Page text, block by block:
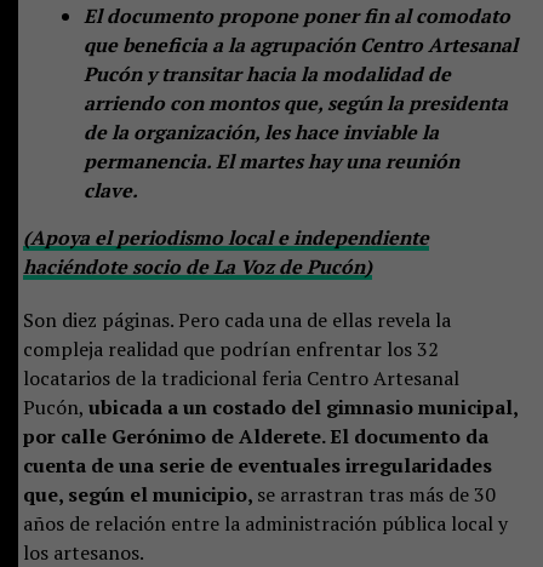
El documento propone poner fin al comodato
que beneficia a la agrupación Centro Artesanal
Pucón y transitar hacia la modalidad de
arriendo con montos que, según la presidenta
de la organización, les hace inviable la
permanencia. El martes hay una reunión
clave.
(Apoya el periodismo local e independiente
haciéndote socio de La Voz de Pucón)
Son diez páginas. Pero cada una de ellas revela la
compleja realidad que podrían enfrentar los 32
locatarios de la tradicional feria Centro Artesanal
Pucón, ubicada a un costado del gimnasio municipal,
por calle Gerónimo de Alderete. El documento da
cuenta de una serie de eventuales irregularidades
que, según el municipio, se arrastran tras más de 30
años de relación entre la administración pública local y
los artesanos.